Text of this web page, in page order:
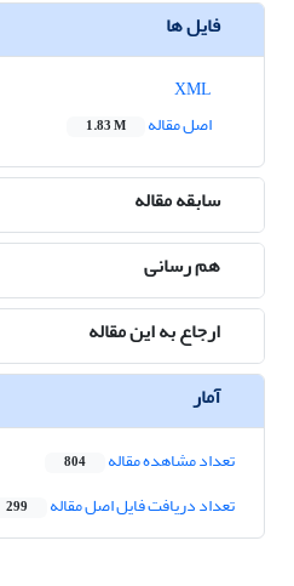
فایل ها
اصل مقاله
1.83 M
سابقه مقاله
هم رسانی
ارجاع به این مقاله
آمار
تعداد مشاهده مقاله 804
تعداد دریافت فایل اصل مقاله 299